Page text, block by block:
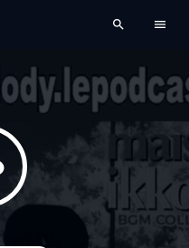
search menu